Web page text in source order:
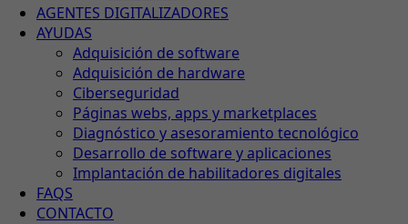
AGENTES DIGITALIZADORES
AYUDAS
Adquisición de software
Adquisición de hardware
Ciberseguridad
Páginas webs, apps y marketplaces
Diagnóstico y asesoramiento tecnológico
Desarrollo de software y aplicaciones
Implantación de habilitadores digitales
FAQS
CONTACTO